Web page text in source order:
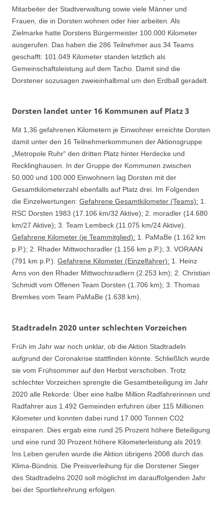
Mitarbeiter der Stadtverwaltung sowie viele Männer und
Frauen, die in Dorsten wohnen oder hier arbeiten. Als
Zielmarke hatte Dorstens Bürgermeister 100.000 Kilometer
ausgerufen. Das haben die 286 Teilnehmer aus 34 Teams
geschafft: 101.049 Kilometer standen letztlich als
Gemeinschaftsleistung auf dem Tacho. Damit sind die
Dorstener sozusagen zweieinhalbmal um den Erdball geradelt.
Dorsten landet unter 16 Kommunen auf Platz 3
Mit 1,36 gefahrenen Kilometern je Einwohner erreichte Dorsten
damit unter den 16 Teilnehmerkommunen der Aktionsgruppe
„Metropole Ruhr“ den dritten Platz hinter Herdecke und
Recklinghausen. In der Gruppe der Kommunen zwischen
50.000 und 100.000 Einwohnern lag Dorsten mit der
Gesamtkilometerzahl ebenfalls auf Platz drei. Im Folgenden
die Einzelwertungen: Gefahrene Gesamtkilometer (Teams): 1.
RSC Dorsten 1983 (17.106 km/32 Aktive); 2. moradler (14.680
km/27 Aktive); 3. Team Lembeck (11.075 km/24 Aktive).
Gefahrene Kilometer (je Teammitglied): 1. PaMaBe (1.162 km
p.P.); 2. Rhader Mittwochsradler (1.156 km p.P.); 3. VORAAN
(791 km p.P.). Gefahrene Kilometer (Einzelfahrer): 1. Heinz
Arns von den Rhader Mittwochsradlern (2.253 km); 2. Christian
Schmidt vom Offenen Team Dorsten (1.706 km); 3. Thomas
Bremkes vom Team PaMaBe (1.638 km).
Stadtradeln 2020 unter schlechten Vorzeichen
Früh im Jahr war noch unklar, ob die Aktion Stadtradeln
aufgrund der Coronakrise stattfinden könnte. Schließlich wurde
sie vom Frühsommer auf den Herbst verschoben. Trotz
schlechter Vorzeichen sprengte die Gesamtbeteiligung im Jahr
2020 alle Rekorde: Über eine halbe Million Radfahrerinnen und
Radfahrer aus 1.492 Gemeinden erfuhren über 115 Millionen
Kilometer und konnten dabei rund 17.000 Tonnen CO2
einsparen. Dies ergab eine rund 25 Prozent höhere Beteiligung
und eine rund 30 Prozent höhere Kilometerleistung als 2019.
Ins Leben gerufen wurde die Aktion übrigens 2008 durch das
Klima-Bündnis. Die Preisverleihung für die Dorstener Sieger
des Stadtradelns 2020 soll möglichst im darauffolgenden Jahr
bei der Sportlehrehrung erfolgen.